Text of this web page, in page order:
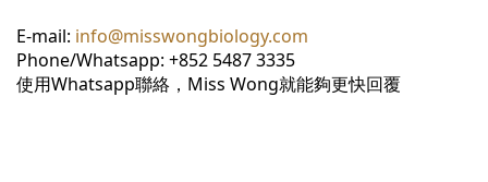
E-mail: info@misswongbiology.com
Phone/Whatsapp: +852 5487 3335
使用Whatsapp聯絡，Miss Wong就能夠更快回覆